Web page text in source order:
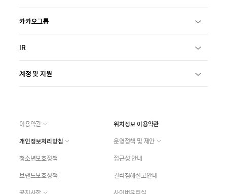
카카오그룹
IR
계정 및 지원
이용약관
위치정보 이용약관
개인정보처리방침
운영정책 및 제안
청소년보호정책
접근성 안내
브랜드보호정책
권리침해신고안내